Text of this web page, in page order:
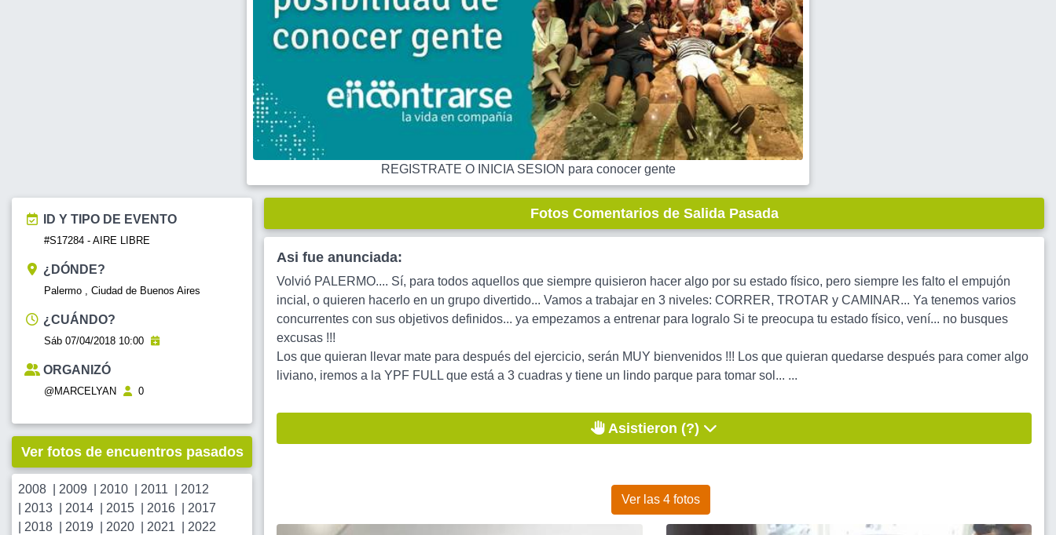
REGISTRATE O INICIA SESION para conocer gente
ID Y TIPO DE EVENTO
#S17284 - AIRE LIBRE
¿DÓNDE?
Palermo , Ciudad de Buenos Aires
¿CUÁNDO?
Sáb 07/04/2018 10:00
ORGANIZÓ
@MARCELYAN 0
Ver fotos de encuentros pasados
2008 2009 2010 2011
2012
2013 2014 2015 2016
2017
2018 2019 2020 2021
2022
Fotos Comentarios de Salida Pasada
Asi fue anunciada:
Volvió PALERMO.... Sí, para todos aquellos que siempre quisieron hacer algo por su estado físico, pero siempre les falto el empujón
incial, o quieren hacerlo en un grupo divertido... Vamos a trabajar en 3 niveles: CORRER, TROTAR y CAMINAR... Ya tenemos varios
concurrentes con sus objetivos definidos... ya empezamos a entrenar para logralo Si te preocupa tu estado físico, vení... no busques
excusas !!!
Los que quieran llevar mate para después del ejercicio, serán MUY bienvenidos !!! Los que quieran quedarse después para comer algo
liviano, iremos a la YPF FULL que está a 3 cuadras y tiene un lindo parque para tomar sol... ...
Asistieron (?)
Ver las 4 fotos